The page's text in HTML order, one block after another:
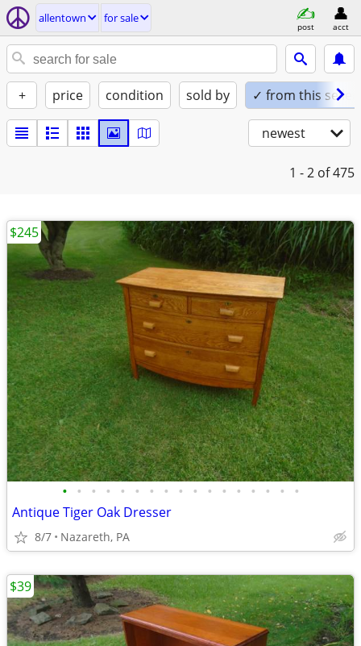
allentown for sale
post acct
+ price condition sold by ✓ from this seller
newest
1 - 2 of 475
• • • • • • • • • • • • • • • • •
Antique Tiger Oak Dresser
8/7 Nazareth, PA
$245
$39